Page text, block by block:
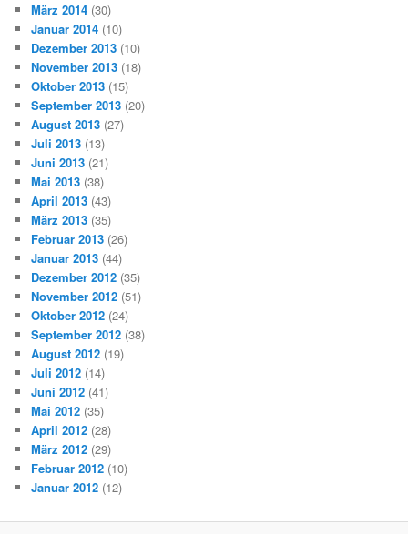
März 2014 (30)
Januar 2014 (10)
Dezember 2013 (10)
November 2013 (18)
Oktober 2013 (15)
September 2013 (20)
August 2013 (27)
Juli 2013 (13)
Juni 2013 (21)
Mai 2013 (38)
April 2013 (43)
März 2013 (35)
Februar 2013 (26)
Januar 2013 (44)
Dezember 2012 (35)
November 2012 (51)
Oktober 2012 (24)
September 2012 (38)
August 2012 (19)
Juli 2012 (14)
Juni 2012 (41)
Mai 2012 (35)
April 2012 (28)
März 2012 (29)
Februar 2012 (10)
Januar 2012 (12)